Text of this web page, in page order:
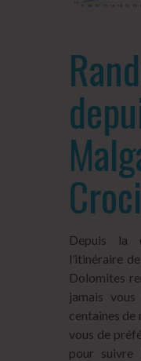
Depuis la
l’itinéraire
Dolomites
jamais
centaines de
vous de
pour suivre